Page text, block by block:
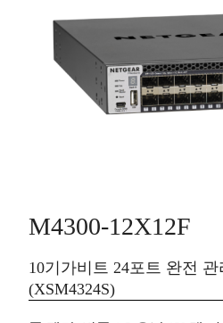
M4300-12X12F
10기가비트 24포트 완전
(XSM4324S)